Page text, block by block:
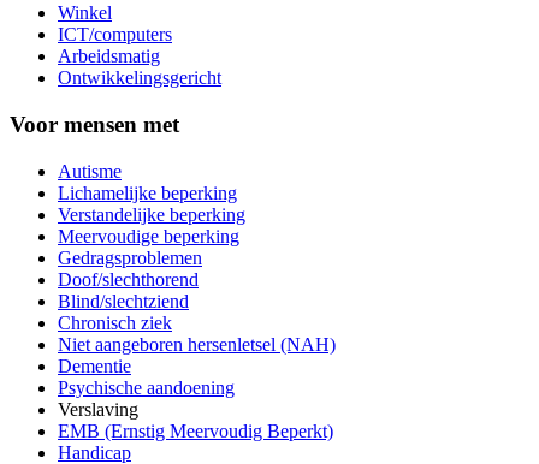
Winkel
ICT/computers
Arbeidsmatig
Ontwikkelingsgericht
Voor mensen met
Autisme
Lichamelijke beperking
Verstandelijke beperking
Meervoudige beperking
Gedragsproblemen
Doof/slechthorend
Blind/slechtziend
Chronisch ziek
Niet aangeboren hersenletsel (NAH)
Dementie
Psychische aandoening
Verslaving
EMB (Ernstig Meervoudig Beperkt)
Handicap